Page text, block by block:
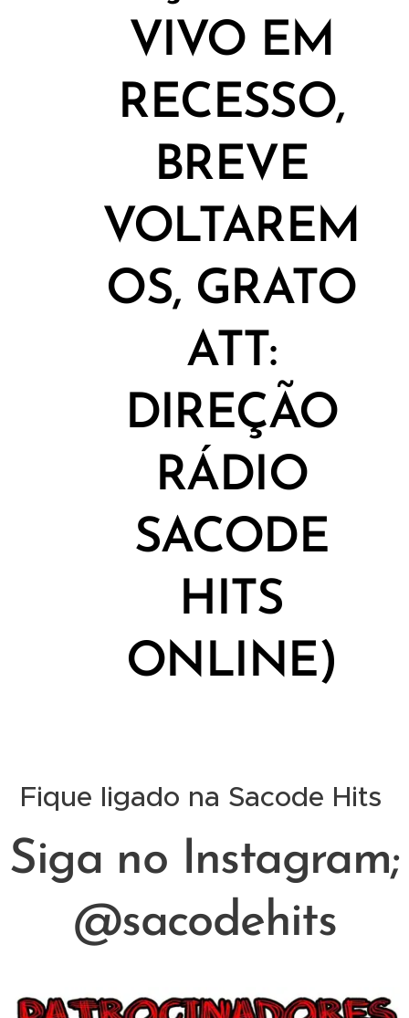
VIVO EM
RECESSO,
BREVE
VOLTAREM
OS, GRATO
ATT:
DIREÇÃO
RÁDIO
SACODE
HITS
ONLINE)
Fique ligado na Sacode Hits
Siga no Instagram;
@sacodehits